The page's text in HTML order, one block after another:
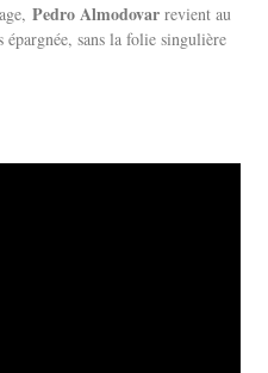
Pedro Almodovar revient au
sans la folie singulière